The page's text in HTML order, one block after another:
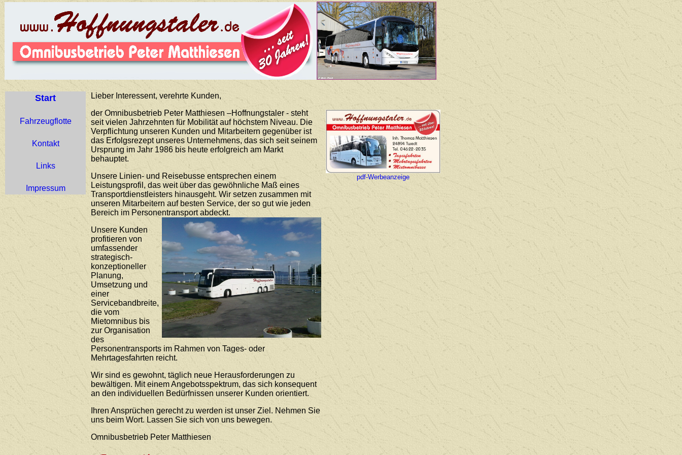
Start
Fahrzeugflotte
Kontakt
Links
Impressum
Lieber Interessent, verehrte Kunden,
der Omnibusbetrieb Peter Matthiesen –Hoffnungstaler - steht
seit vielen Jahrzehnten für Mobilität auf höchstem Niveau. Die
Verpflichtung unseren Kunden und Mitarbeitern gegenüber ist
das Erfolgsrezept unseres Unternehmens, das sich seit seinem
Ursprung im Jahr 1986 bis heute erfolgreich am Markt
behauptet.
Unsere Linien- und Reisebusse entsprechen einem
Leistungsprofil, das weit über das gewöhnliche Maß eines
Transportdienstleisters hinausgeht. Wir setzen zusammen mit
unseren Mitarbeitern auf besten Service, der so gut wie jeden
Bereich im Personentransport abdeckt.
Unsere Kunden
profitieren von
umfassender
strategisch-
konzeptioneller
Planung,
Umsetzung und
einer
Servicebandbreite,
die vom
Mietomnibus bis
zur Organisation
des
Personentransports im Rahmen von Tages- oder
Mehrtagesfahrten reicht.
Wir sind es gewohnt, täglich neue Herausforderungen zu
bewältigen. Mit einem Angebotsspektrum, das sich konsequent
an den individuellen Bedürfnissen unserer Kunden orientiert.
Ihren Ansprüchen gerecht zu werden ist unser Ziel. Nehmen Sie
uns beim Wort. Lassen Sie sich von uns bewegen.
Omnibusbetrieb Peter Matthiesen
pdf-Werbeanzeige